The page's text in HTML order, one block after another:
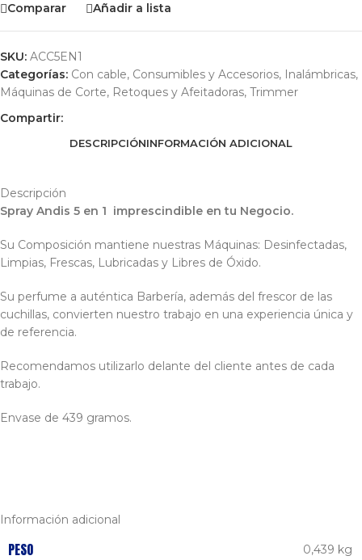
Comparar
Añadir a lista
SKU: ACC5EN1
Categorías: Con cable, Consumibles y Accesorios, Inalámbricas,
Máquinas de Corte, Retoques y Afeitadoras, Trimmer
Compartir:
DESCRIPCIÓNINFORMACIÓN ADICIONAL
Descripción
Spray Andis 5 en 1 imprescindible en tu Negocio.
Su Composición mantiene nuestras Máquinas: Desinfectadas,
Limpias, Frescas, Lubricadas y Libres de Óxido.
Su perfume a auténtica Barbería, además del frescor de las
cuchillas, convierten nuestro trabajo en una experiencia única y
de referencia.
Recomendamos utilizarlo delante del cliente antes de cada
trabajo.
Envase de 439 gramos.
Información adicional
PESO 0,439 kg